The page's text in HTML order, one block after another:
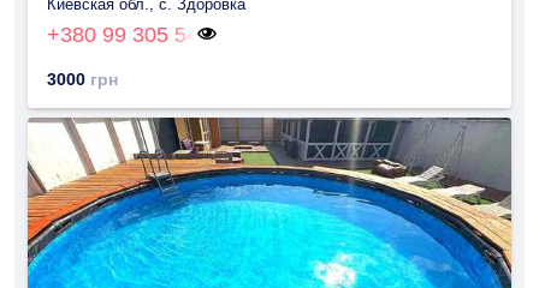
Киевская обл., с. Здоровка
+380 99 305 54
3000 грн